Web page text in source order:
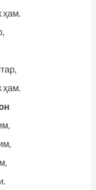
ҳам.
ҳам.